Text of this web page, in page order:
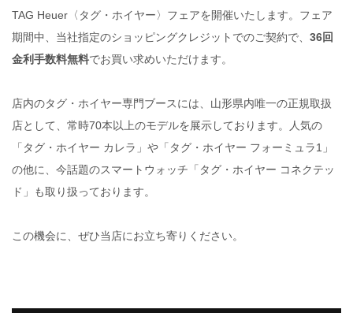
TAG Heuer〈タグ・ホイヤー〉フェアを開催いたします。フェア
期間中、当社指定のショッピングクレジットでのご契約で、 36回
金利手数料無料でお買い求めいただけます。
店内のタグ・ホイヤー専門ブースには、山形県内唯一の正規取扱
店として、常時70本以上のモデルを展示しております。人気の
「タグ・ホイヤー カレラ」や「タグ・ホイヤー フォーミュラ1」
の他に、今話題のスマートウォッチ「タグ・ホイヤー コネクテッ
ド」も取り扱っております。
この機会に、ぜひ当店にお立ち寄りください。